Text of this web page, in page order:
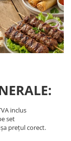
inclus
set
prețul corect.